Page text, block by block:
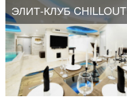
ЭЛИТ-КЛУБ CHILLOUT